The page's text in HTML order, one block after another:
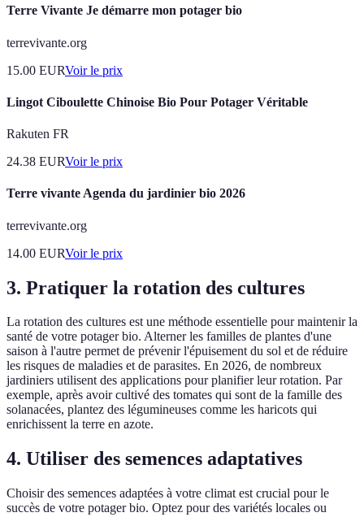
Terre Vivante Je démarre mon potager bio
terrevivante.org
15.00 EURVoir le prix
Lingot Ciboulette Chinoise Bio Pour Potager Véritable
Rakuten FR
24.38 EURVoir le prix
Terre vivante Agenda du jardinier bio 2026
terrevivante.org
14.00 EURVoir le prix
3. Pratiquer la rotation des cultures
La rotation des cultures est une méthode essentielle pour maintenir la
santé de votre potager bio. Alterner les familles de plantes d'une
saison à l'autre permet de prévenir l'épuisement du sol et de réduire
les risques de maladies et de parasites. En 2026, de nombreux
jardiniers utilisent des applications pour planifier leur rotation. Par
exemple, après avoir cultivé des tomates qui sont de la famille des
solanacées, plantez des légumineuses comme les haricots qui
enrichissent la terre en azote.
4. Utiliser des semences adaptatives
Choisir des semences adaptées à votre climat est crucial pour le
succès de votre potager bio. Optez pour des variétés locales ou